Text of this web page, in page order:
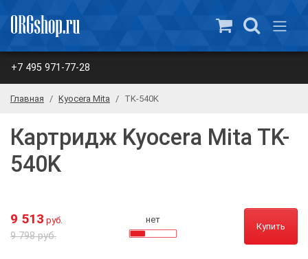
+7 495 971-77-28
Главная Kyocera Mita TK-540K
Картридж Kyocera Mita TK-
540K
9 513 руб.
9 798 руб.
нет
Купить